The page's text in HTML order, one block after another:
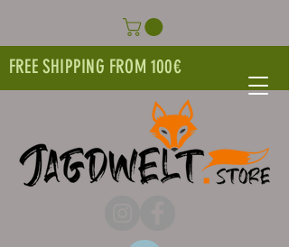
FREE SHIPPING FROM 100€